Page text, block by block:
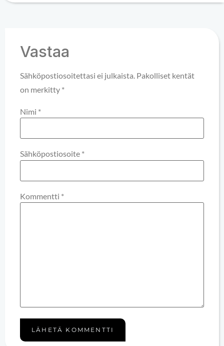
Vastaa
Sähköpostiosoitettasi ei julkaista. Pakolliset kentät
on merkitty *
Nimi *
Sähköpostiosoite *
Kommentti *